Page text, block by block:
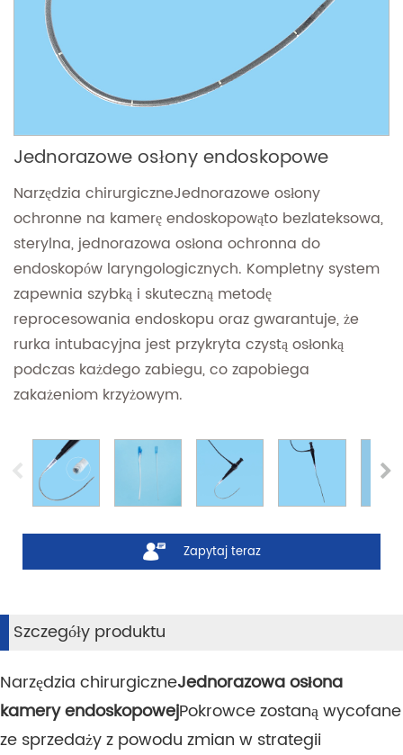
Jednorazowe osłony endoskopowe
Narzędzia chirurgiczneJednorazowe osłony
ochronne na kamerę endoskopowąto bezlateksowa,
sterylna, jednorazowa osłona ochronna do
endoskopów laryngologicznych. Kompletny system
zapewnia szybką i skuteczną metodę
reprocesowania endoskopu oraz gwarantuje, że
rurka intubacyjna jest przykryta czystą osłonką
podczas każdego zabiegu, co zapobiega
zakażeniom krzyżowym.
Zapytaj teraz
Szczegóły produktu
Narzędzia chirurgiczneJednorazowa osłona
kamery endoskopowejPokrowce zostaną wycofane
ze sprzedaży z powodu zmian w strategii